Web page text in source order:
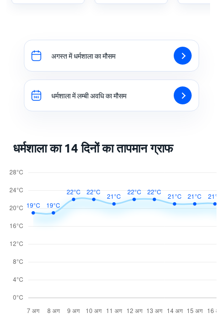
अगस्त में धर्मशाला का मौसम
धर्मशाला में लम्बी अवधि का मौसम
धर्मशाला का 14 दिनों का तापमान ग्राफ